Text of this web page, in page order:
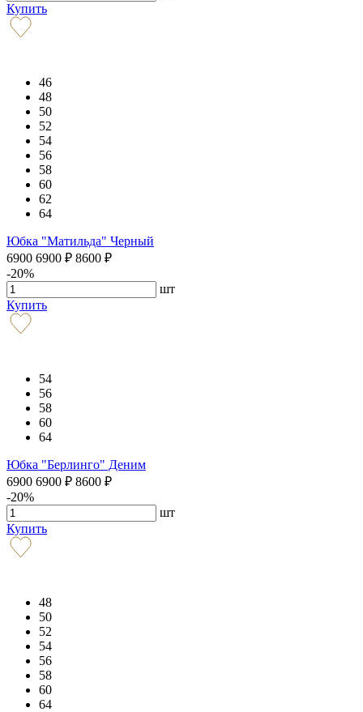
Купить
46
48
50
52
54
56
58
60
62
64
Юбка "Матильда" Черный
6900 6900 ₽ 8600 ₽
-20%
шт
Купить
54
56
58
60
64
Юбка "Берлинго" Деним
6900 6900 ₽ 8600 ₽
-20%
шт
Купить
48
50
52
54
56
58
60
64